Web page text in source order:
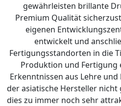
gewährleisten brillante
Premium Qualität
eigenen
entwickelt und
Fertigungsstandorten in die
Produktion und Fertigung
Erkenntnissen aus Lehre
der asiatische Hersteller
dies zu immer noch sehr